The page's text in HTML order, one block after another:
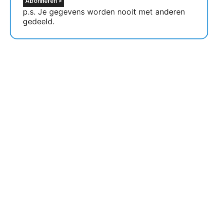
p.s. Je gegevens worden nooit met anderen
gedeeld.